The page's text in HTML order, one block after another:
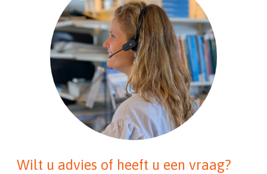
Wilt u advies of heeft u een vraag?